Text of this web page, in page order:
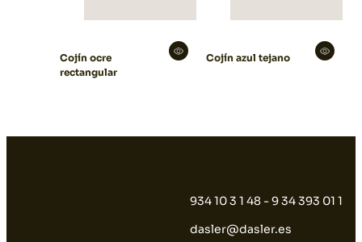
Cojín ocre
rectangular
Cojín azul tejano
934 10 3 1 48 - 9 34 393 01 1
dasler@dasler.es